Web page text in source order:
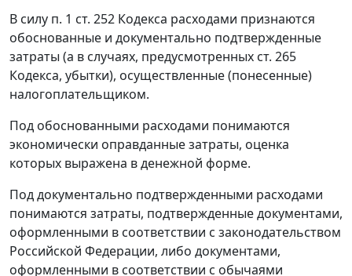
В силу п. 1 ст. 252 Кодекса расходами признаются
обоснованные и документально подтвержденные
затраты (а в случаях, предусмотренных ст. 265
Кодекса, убытки), осуществленные (понесенные)
налогоплательщиком.
Под обоснованными расходами понимаются
экономически оправданные затраты, оценка
которых выражена в денежной форме.
Под документально подтвержденными расходами
понимаются затраты, подтвержденные документами,
оформленными в соответствии с законодательством
Российской Федерации, либо документами,
оформленными в соответствии с обычаями